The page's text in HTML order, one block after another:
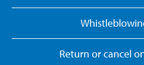
Return or cancel